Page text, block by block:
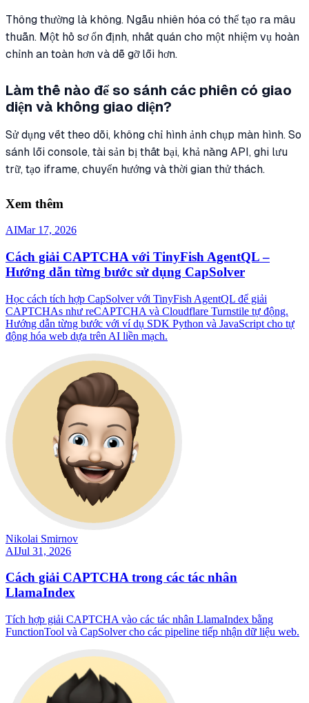
Thông thường là không. Ngẫu nhiên hóa có thể tạo ra mâu
thuẫn. Một hồ sơ ổn định, nhất quán cho một nhiệm vụ hoàn
chỉnh an toàn hơn và dễ gỡ lỗi hơn.
Làm thế nào để so sánh các phiên có giao
diện và không giao diện?
Sử dụng vết theo dõi, không chỉ hình ảnh chụp màn hình. So
sánh lỗi console, tài sản bị thất bại, khả năng API, ghi lưu
trữ, tạo iframe, chuyển hướng và thời gian thử thách.
Xem thêm
AIMar 17, 2026
Cách giải CAPTCHA với TinyFish AgentQL –
Hướng dẫn từng bước sử dụng CapSolver
Học cách tích hợp CapSolver với TinyFish AgentQL để giải
CAPTCHAs như reCAPTCHA và Cloudflare Turnstile tự động.
Hướng dẫn từng bước với ví dụ SDK Python và JavaScript cho tự
động hóa web dựa trên AI liền mạch.
Nikolai Smirnov
AIJul 31, 2026
Cách giải CAPTCHA trong các tác nhân
LlamaIndex
Tích hợp giải CAPTCHA vào các tác nhân LlamaIndex bằng
FunctionTool và CapSolver cho các pipeline tiếp nhận dữ liệu web.